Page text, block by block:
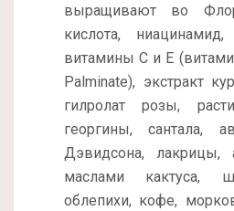
выращивают во
кислота,
витамины С и Е
Palminate), экстракт
гилролат розы,
георгины, сантала,
Дэвидсона, лакрицы,
маслами кактуса,
облепихи, кофе,